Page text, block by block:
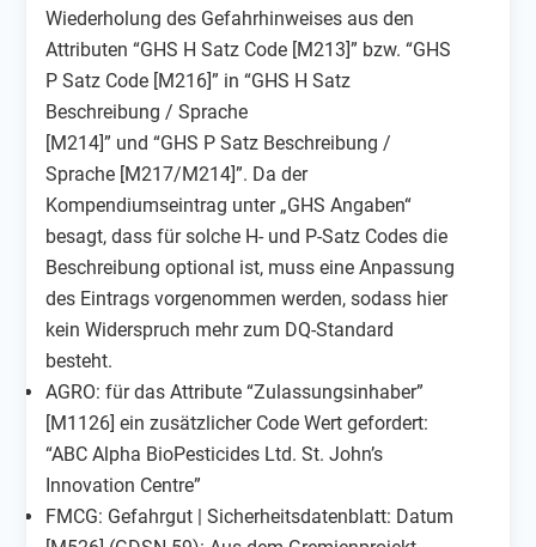
Wiederholung des Gefahrhinweises aus den
Attributen “GHS H Satz Code [M213]” bzw. “GHS
P Satz Code [M216]” in “GHS H Satz
Beschreibung / Sprache
[M214]” und “GHS P Satz Beschreibung /
Sprache [M217/M214]”. Da der
Kompendiumseintrag unter „GHS Angaben“
besagt, dass für solche H- und P-Satz Codes die
Beschreibung optional ist, muss eine Anpassung
des Eintrags vorgenommen werden, sodass hier
kein Widerspruch mehr zum DQ-Standard
besteht.
AGRO: für das Attribute “Zulassungsinhaber”
[M1126] ein zusätzlicher Code Wert gefordert:
“ABC Alpha BioPesticides Ltd. St. John’s
Innovation Centre”
FMCG: Gefahrgut | Sicherheitsdatenblatt: Datum